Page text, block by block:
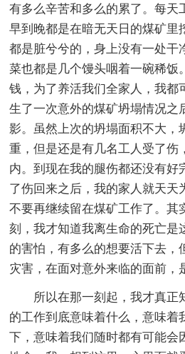
有多么辛苦和多么的累了。每天
早到晚都是在暗无天日的煤矿里
都是脏兮兮的，身上没有一处干
菜也都是几个馒头咽着一碗稀饭
钱，为了养活我们全家人，我都
生了一次意外的煤矿坍塌情况之
影。虽然上次的坍塌面积不大，
重，但是还是有几名工人受了伤
内。到现在我的腿伤都还没有好
了伤回来之后，我的家人就天天
不要再继续留在煤矿工作了。其
刻，我才知道我离生命的死亡是
的害怕，有多么的想要活下去，
灾害，在面对意外来临的面前，
所以在那一刻起，我才真正
的工作到底意味着什么，意味着
下，意味着我们随时都有可能会